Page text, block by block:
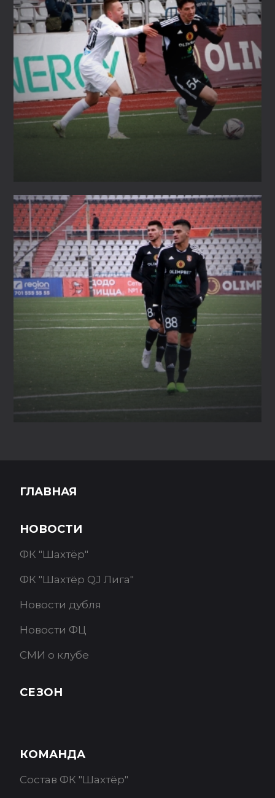
ГЛАВНАЯ
НОВОСТИ
ФК "Шахтёр"
ФК "Шахтёр QJ Лига"
Новости дубля
Новости ФЦ
СМИ о клубе
СЕЗОН
КОМАНДА
Состав ФК "Шахтёр"